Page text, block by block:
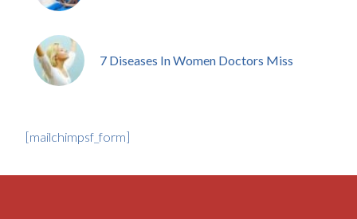
7 Diseases In Women Doctors Miss
[mailchimpsf_form]